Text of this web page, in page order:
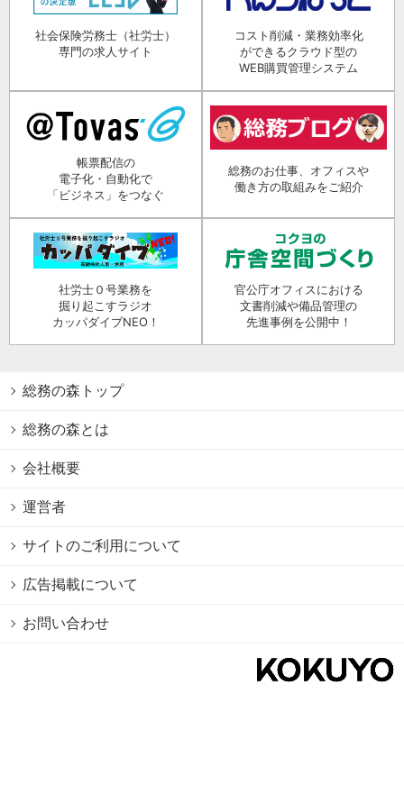
社会保険労務士（社労士）
専門の求人サイト
コスト削減・業務効率化
ができるクラウド型の
WEB購買管理システム
帳票配信の
電子化・自動化で
「ビジネス」をつなぐ
総務のお仕事、オフィスや
働き方の取組みをご紹介
社労士０号業務を
掘り起こすラジオ
カッパダイブNEO！
官公庁オフィスにおける
文書削減や備品管理の
先進事例を公開中！
総務の森トップ
総務の森とは
会社概要
運営者
サイトのご利用について
広告掲載について
お問い合わせ